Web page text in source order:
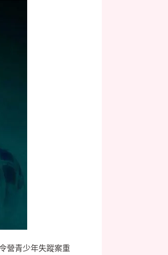
營青少年失蹤案重